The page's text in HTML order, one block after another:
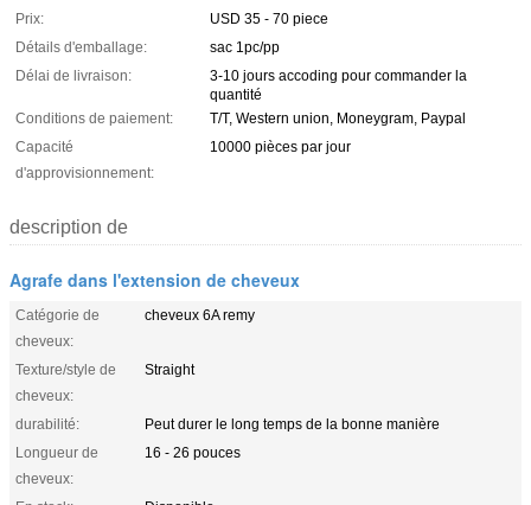
Prix:
USD 35 - 70 piece
Détails d'emballage:
sac 1pc/pp
Délai de livraison:
3-10 jours accoding pour commander la
quantité
Conditions de paiement:
T/T, Western union, Moneygram, Paypal
Capacité
d'approvisionnement:
10000 pièces par jour
description de
Agrafe dans l'extension de cheveux
Catégorie de
cheveux:
cheveux 6A remy
Texture/style de
cheveux:
Straight
durabilité:
Peut durer le long temps de la bonne manière
Longueur de
cheveux:
16 - 26 pouces